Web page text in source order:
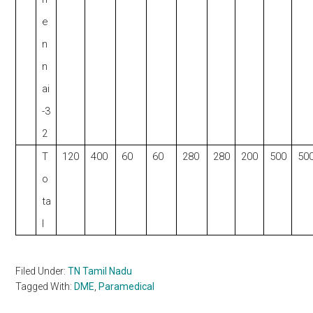
e
n
n
ai
-3
2
T
o
ta
l
120 400 60 60 280 280 200 500
Filed Under:TN Tamil Nadu
Tagged With: DME Paramedical